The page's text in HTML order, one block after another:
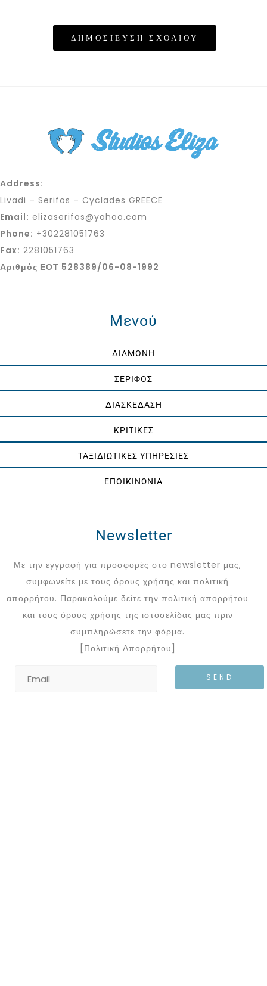
Address:
Livadi – Serifos – Cyclades GREECE
Email: elizaserifos@yahoo.com
Phone: +302281051763
Fax: 2281051763
Αριθμός ΕΟΤ 528389/06-08-1992
Μενού
ΔΙΑΜΟΝΗ
ΣΕΡΙΦΟΣ
ΔΙΑΣΚΕΔΑΣΗ
ΚΡΙΤΙΚΕΣ
ΤΑΞΙΔΙΩΤΙΚΕΣ ΥΠΗΡΕΣΙΕΣ
ΕΠΟΙΚΙΝΩΝΙΑ
Newsletter
Με την εγγραφή για προσφορές στο newsletter μας,
συμφωνείτε με τους όρους χρήσης και πολιτική
απορρήτου. Παρακαλούμε δείτε την πολιτική απορρήτου
και τους όρους χρήσης της ιστοσελίδας μας πριν
συμπληρώσετε την φόρμα.
[Πολιτική Απορρήτου]